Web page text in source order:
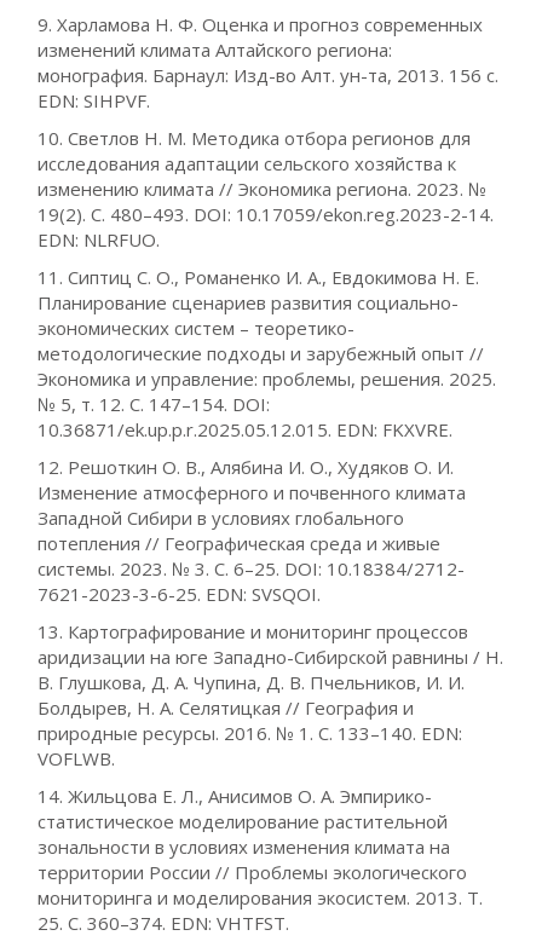
9. Харламова Н. Ф. Оценка и прогноз современных
изменений климата Алтайского региона:
монография. Барнаул: Изд-во Алт. ун-та, 2013. 156 с.
EDN: SIHPVF.
10. Светлов Н. М. Методика отбора регионов для
исследования адаптации сельского хозяйства к
изменению климата // Экономика региона. 2023. №
19(2). С. 480–493. DOI: 10.17059/ekon.reg.2023-2-14.
EDN: NLRFUO.
11. Сиптиц С. О., Романенко И. А., Евдокимова Н. Е.
Планирование сценариев развития социально-
экономических систем – теоретико-
методологические подходы и зарубежный опыт //
Экономика и управление: проблемы, решения. 2025.
№ 5, т. 12. С. 147–154. DOI:
10.36871/ek.up.p.r.2025.05.12.015. EDN: FKXVRE.
12. Решоткин О. В., Алябина И. О., Худяков О. И.
Изменение атмосферного и почвенного климата
Западной Сибири в условиях глобального
потепления // Географическая среда и живые
системы. 2023. № 3. С. 6–25. DOI: 10.18384/2712-
7621-2023-3-6-25. EDN: SVSQOI.
13. Картографирование и мониторинг процессов
аридизации на юге Западно-Сибирской равнины / Н.
В. Глушкова, Д. А. Чупина, Д. В. Пчельников, И. И.
Болдырев, Н. А. Селятицкая // География и
природные ресурсы. 2016. № 1. С. 133–140. EDN:
VOFLWB.
14. Жильцова Е. Л., Анисимов О. А. Эмпирико-
статистическое моделирование растительной
зональности в условиях изменения климата на
территории России // Проблемы экологического
мониторинга и моделирования экосистем. 2013. Т.
25. С. 360–374. EDN: VHTFST.